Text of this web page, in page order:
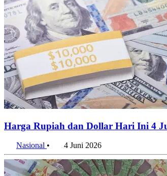
Harga Rupiah dan Dollar Hari Ini 4
Nasional • 4 Juni 2026